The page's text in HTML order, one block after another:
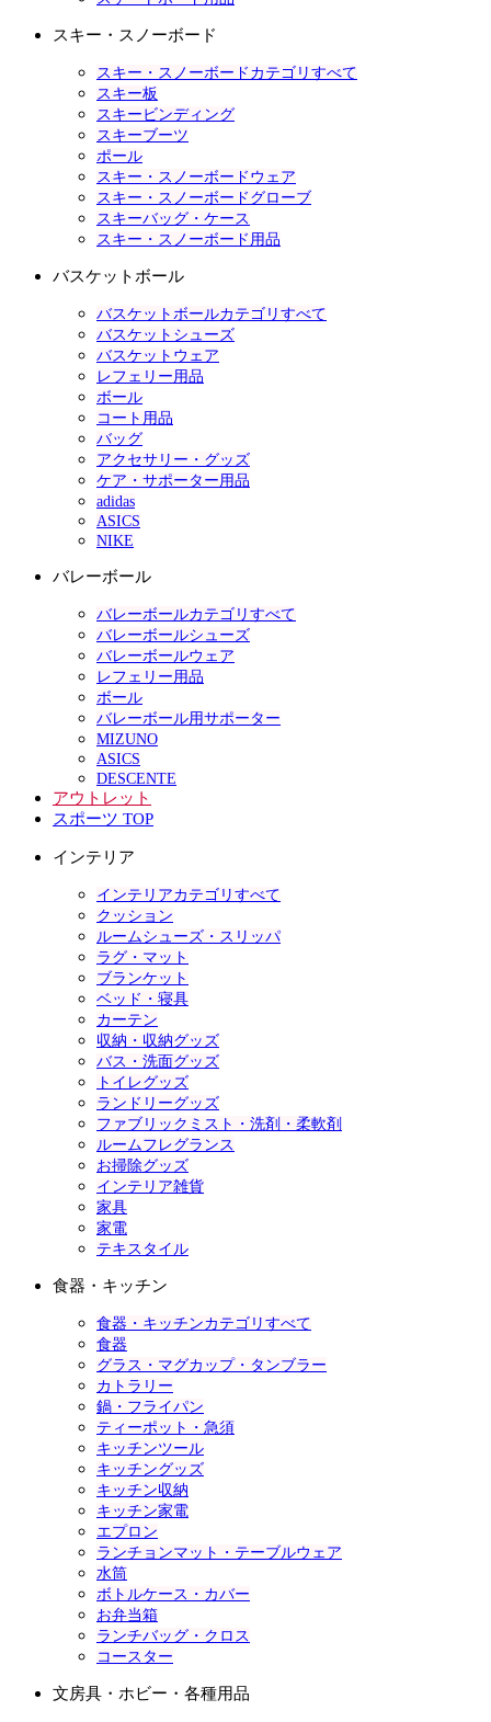
スキー・スノーボード
スキー・スノーボードカテゴリすべて
スキー板
スキービンディング
スキーブーツ
ポール
スキー・スノーボードウェア
スキー・スノーボードグローブ
スキーバッグ・ケース
スキー・スノーボード用品
バスケットボール
バスケットボールカテゴリすべて
バスケットシューズ
バスケットウェア
レフェリー用品
ボール
コート用品
バッグ
アクセサリー・グッズ
ケア・サポーター用品
adidas
ASICS
NIKE
バレーボール
バレーボールカテゴリすべて
バレーボールシューズ
バレーボールウェア
レフェリー用品
ボール
バレーボール用サポーター
MIZUNO
ASICS
DESCENTE
アウトレット
スポーツ TOP
インテリア
インテリアカテゴリすべて
クッション
ルームシューズ・スリッパ
ラグ・マット
ブランケット
ベッド・寝具
カーテン
収納・収納グッズ
バス・洗面グッズ
トイレグッズ
ランドリーグッズ
ファブリックミスト・洗剤・柔軟剤
ルームフレグランス
お掃除グッズ
インテリア雑貨
家具
家電
テキスタイル
食器・キッチン
食器・キッチンカテゴリすべて
食器
グラス・マグカップ・タンブラー
カトラリー
鍋・フライパン
ティーポット・急須
キッチンツール
キッチングッズ
キッチン収納
キッチン家電
エプロン
ランチョンマット・テーブルウェア
水筒
ボトルケース・カバー
お弁当箱
ランチバッグ・クロス
コースター
文房具・ホビー・各種用品